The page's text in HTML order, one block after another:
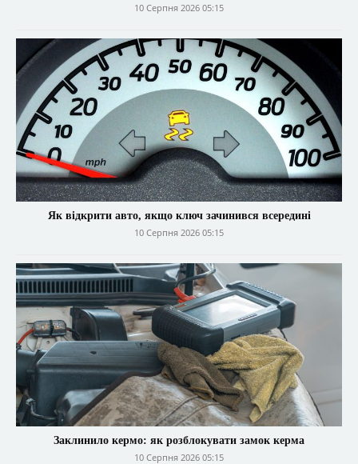
10 Серпня 2026 05:15
Як відкрити авто, якщо ключ зачинився всередині
10 Серпня 2026 05:15
Заклинило кермо: як розблокувати замок керма
10 Серпня 2026 05:15